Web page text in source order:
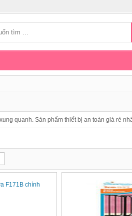
quanh. Sản phẩm thiết bị an toàn giá rẻ